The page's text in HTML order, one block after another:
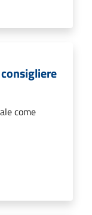
come